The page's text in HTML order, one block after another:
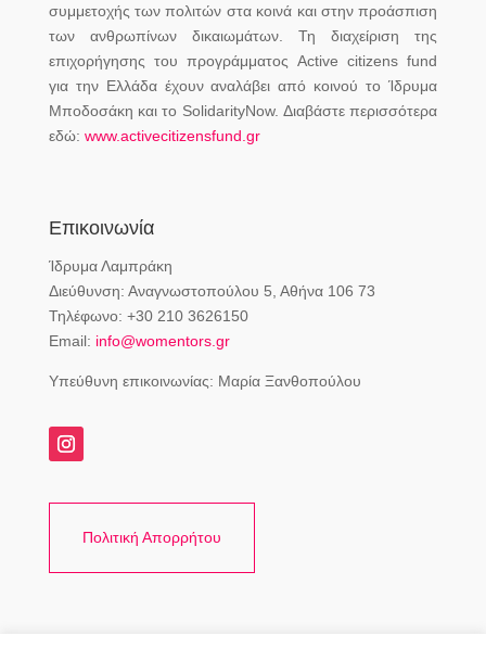
συμμετοχής των πολιτών στα κοινά και στην προάσπιση
των ανθρωπίνων δικαιωμάτων. Τη διαχείριση της
επιχορήγησης του προγράμματος Active citizens fund
για την Ελλάδα έχουν αναλάβει από κοινού το Ίδρυμα
Μποδοσάκη και το SolidarityNow. Διαβάστε περισσότερα
εδώ: www.activecitizensfund.gr
Επικοινωνία
Ίδρυμα Λαμπράκη
Διεύθυνση: Αναγνωστοπούλου 5, Αθήνα 106 73
Τηλέφωνο: +30 210 3626150
Email: info@womentors.gr
Υπεύθυνη επικοινωνίας: Μαρία Ξανθοπούλου
Πολιτική Απορρήτου